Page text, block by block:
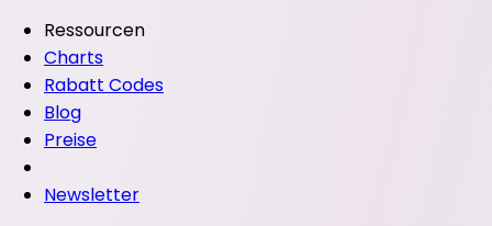
Ressourcen
Charts
Rabatt Codes
Blog
Preise
Newsletter